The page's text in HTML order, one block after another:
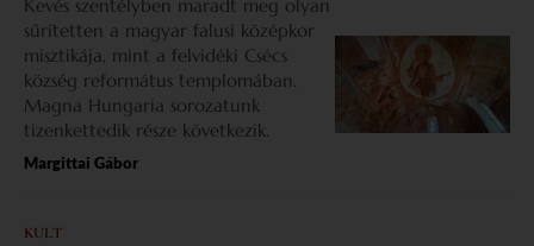
Kevés szentélyben maradt meg olyan
sűrítetten a magyar falusi középkor
misztikája, mint a felvidéki Csécs
község református templomában.
Magna Hungaria sorozatunk
tizenkettedik része következik.
Margittai Gábor
KULT